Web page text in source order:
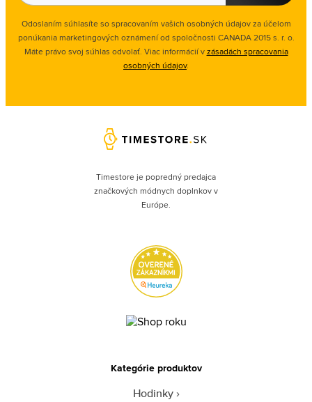
Odoslaním súhlasíte so spracovaním vašich osobných údajov za účelom
ponúkania marketingových oznámení od spoločnosti CANADA 2015 s. r. o.
Máte právo svoj súhlas odvolať. Viac informácií vzásadách spracovania
osobných údajov.
Timestore je popredný predajca
značkových módnych doplnkov v
Európe.
Kategórie produktov
Hodinky